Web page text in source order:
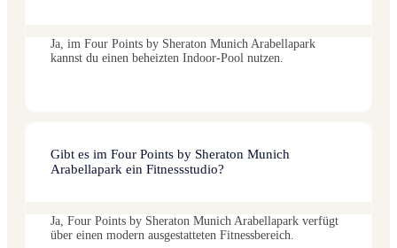
Ja, im Four Points by Sheraton Munich Arabellapark
kannst du einen beheizten Indoor-Pool nutzen.
Gibt es im Four Points by Sheraton Munich
Arabellapark ein Fitnessstudio?
Ja, Four Points by Sheraton Munich Arabellapark verfügt
über einen modern ausgestatteten Fitnessbereich.